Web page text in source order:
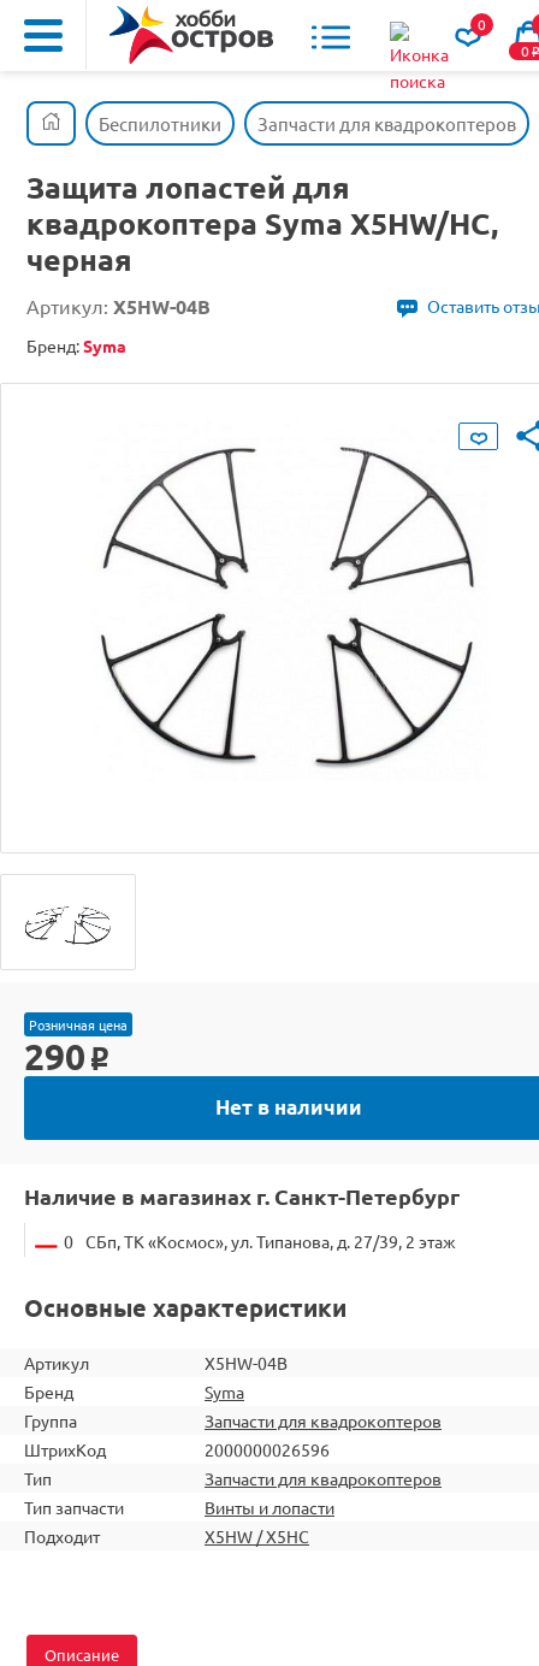
0
0o
Беспилотники Запчасти для квадрокоптеров
Защита лопастей для
квадрокоптера Syma X5HW/HC,
черная
Артикул: X5HW-04B
Оставить
Бренд:Syma
Розничная цена
290 o
Нет в наличии
Наличие в магазинах г. Санкт-Петербург
0 СБп, ТК «Космос», ул. Типанова, д. 27/39, 2 этаж
Основные характеристики
Артикул
X5HW-04B
Бренд
Syma
Группа
Запчасти для квадрокоптеров
ШтрихКод
2000000026596
Тип
Запчасти для квадрокоптеров
Тип запчасти
Винты и лопасти
Подходит
X5HW / X5HC
Описание